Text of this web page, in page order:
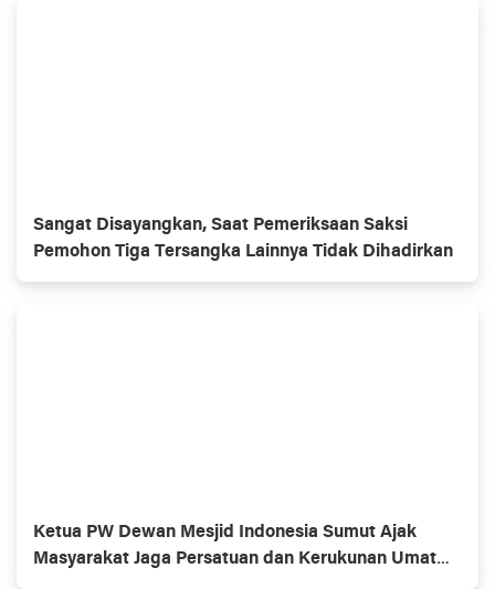
Sangat Disayangkan, Saat Pemeriksaan Saksi
Pemohon Tiga Tersangka Lainnya Tidak Dihadirkan
Ketua PW Dewan Mesjid Indonesia Sumut Ajak
Masyarakat Jaga Persatuan dan Kerukunan Umat
Beragama